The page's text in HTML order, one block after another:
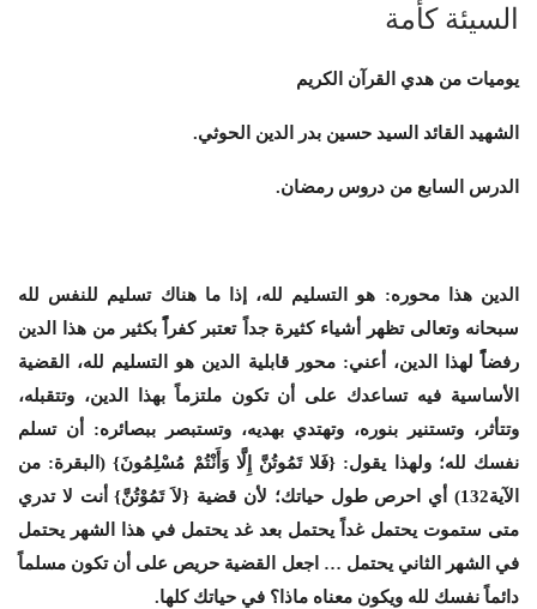
السيئة كأمة
يوميات من هدي القرآن الكريم
الشهيد القائد السيد حسين بدر الدين الحوثي.
الدرس السابع من دروس رمضان.
الدين هذا محوره: هو التسليم لله، إذا ما هناك تسليم للنفس لله
سبحانه وتعالىتظهر أشياء كثيرة جداً تعتبر كفراًً بكثير من هذا الدين
رفضاًً لهذا الدين، أعني: محور قابلية الدين هو التسليم لله، القضية
الأساسية فيه تساعدك على أن تكون ملتزماً بهذا الدين، وتتقبله،
وتتأثر، وتستنير بنوره، وتهتدي بهديه، وتستبصر ببصائره: أن تسلم
نفسك لله؛ ولهذا يقول: {فَلا تَمُوتُنَّ إِلَّا وَأَنْتُمْ مُسْلِمُونَ} (البقرة: من
الآية132) أي احرص طول حياتك؛ لأن قضية {لاَ تَمُوْتُنَّ} أنت لا تدري
متى ستموت يحتمل غداً يحتمل بعد غد يحتمل في هذا الشهر يحتمل
في الشهر الثاني يحتمل … اجعل القضية حريص على أن تكون مسلماً
دائماً نفسك لله ويكون معناه ماذا؟ في حياتك كلها.